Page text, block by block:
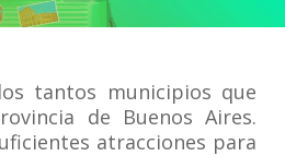
tantos municipios que
de Buenos Aires.
atracciones para